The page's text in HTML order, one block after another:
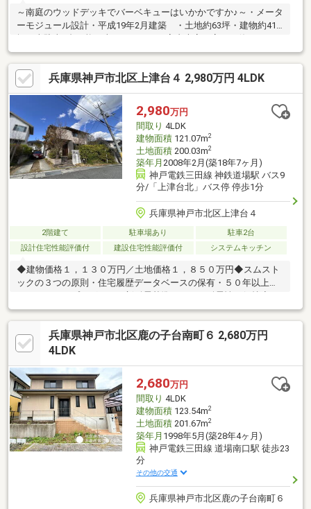
～南庭のウッドデッキでバーベキューはいかかですか♪～・メータ
ーモジュール設計・平成19年2月建築 ・土地約63坪・建物約41
坪・車駐車3台可能（車種による）～室内大変丁寧にお使いです♪
～
兵庫県神戸市北区上津台４ 2,980万円 4LDK
2,980万円
間取り 4LDK
建物面積121.07m2
土地面積200.03m2
築年月 2008年2月(築18年7ヶ月)
神戸電鉄三田線 神鉄道場駅 バス9
分/「上津台北」バス停 停歩1分
兵庫県神戸市北区上津台４
2階建て 駐車場あり
駐車2台
設計住宅性能評価付
建設住宅性能評価付 システムキッチン
◆建物価格１，１３０万円／土地価格１，８５０万円◆スムスト
ックの３つの原則・住宅履歴データベースの保有・５０年以上の
ムストックを支える3つの手法・スムストック住宅販売士が査定か
ら販売までを行う・スムストック査定方式で査定する・建物価格
と土地価格を分けて表示する◎平成20年2月新築！◎積水ハウス
株式会社施工住宅！◎オール電化！◎土地面積約60.5坪！◎建物
車2台駐車可（縦列）！◎瑕疵保険利用可能物件(検査実施日：
2026年4月14日)
兵庫県神戸市北区鹿の子台南町６ 2,680万円
4LDK
2,680万円
間取り 4LDK
建物面積123.54m2
土地面積201.67m2
築年月 1998年5月(築28年4ヶ月)
神戸電鉄三田線 道場南口駅 徒歩23
分
その他の交通
兵庫県神戸市北区鹿の子台南町６